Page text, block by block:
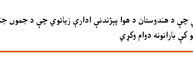
چې د هندوستان د هوا پېژندنې ادارې زیاتوي چې د جموں
بارانونه دوام وکړي